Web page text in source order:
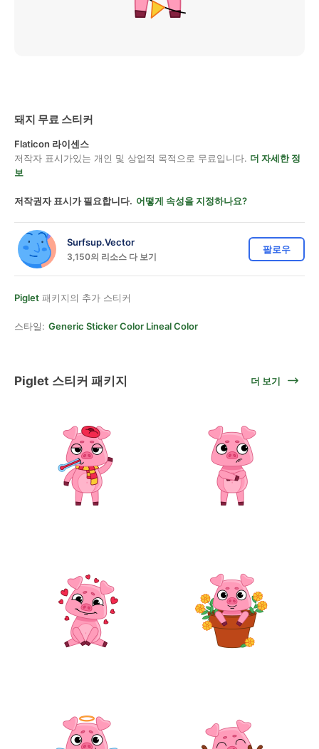
돼지 무료 스티커
Flaticon 라이센스
저작자 표시가있는 개인 및 상업적 목적으로 무료입니다. 더 자세한 정
보
저작권자 표시가 필요합니다. 어떻게 속성을 지정하나요?
Surfsup.Vector
3,150의 리소스 다 보기
팔로우
Piglet 패키지의 추가 스티커
스타일: Generic Sticker Color Lineal Color
Piglet 스티커 패키지 더 보기